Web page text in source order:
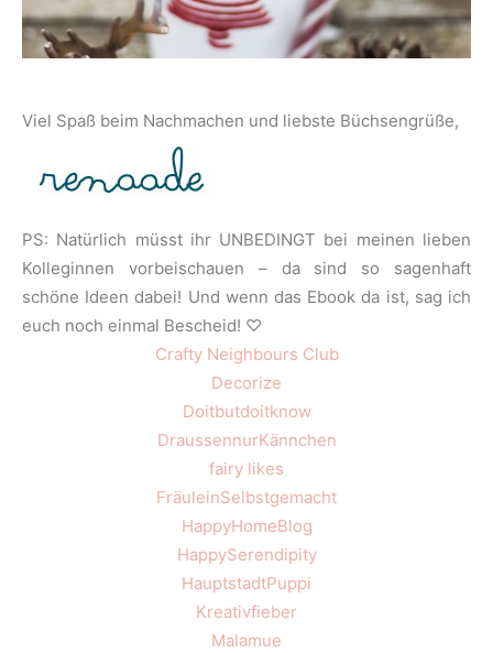
Viel Spaß beim Nachmachen und liebste Büchsengrüße,
PS: Natürlich müsst ihr UNBEDINGT bei meinen lieben
Kolleginnen vorbeischauen – da sind so sagenhaft
schöne Ideen dabei! Und wenn das Ebook da ist, sag ich
euch noch einmal Bescheid! ♡
Crafty Neighbours Club
Decorize
Doitbutdoitknow
DraussennurKännchen
fairy likes
FräuleinSelbstgemacht
HappyHomeBlog
HappySerendipity
HauptstadtPuppi
Kreativfieber
Malamue